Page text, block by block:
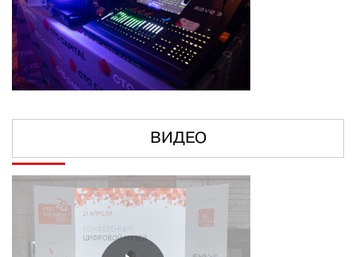
ВИДЕО